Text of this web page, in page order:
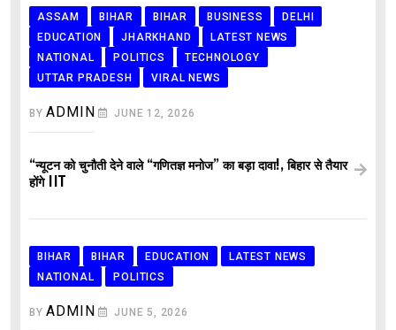
ASSAM BIHAR BIHAR BUSINESS
DELHI
EDUCATION
JHARKHAND
LATEST NEWS
NATIONAL
POLITICS
TECHNOLOGY
UTTAR PRADESH
VIRAL NEWS
BYADMIN JUNE 12, 2026
“न्यूटन को चुनौती देने वाले “गणितज्ञ मनोज” का बड़ा दावा!, बिहार से तैयार
होंगे IIT
BIHAR BIHAR EDUCATION
LATEST NEWS
NATIONAL
POLITICS
BYADMIN JUNE 5, 2026